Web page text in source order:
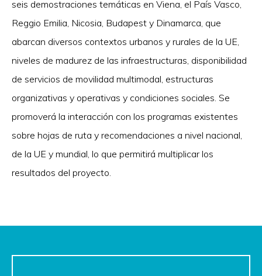
seis demostraciones temáticas en Viena, el País Vasco,
Reggio Emilia, Nicosia, Budapest y Dinamarca, que
abarcan diversos contextos urbanos y rurales de la UE,
niveles de madurez de las infraestructuras, disponibilidad
de servicios de movilidad multimodal, estructuras
organizativas y operativas y condiciones sociales. Se
promoverá la interacción con los programas existentes
sobre hojas de ruta y recomendaciones a nivel nacional,
de la UE y mundial, lo que permitirá multiplicar los
resultados del proyecto.